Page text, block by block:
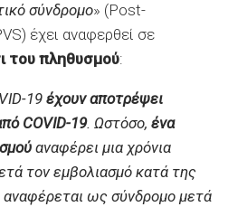
σύνδρομο» (Post-
έχει αναφερθεί σε
του πληθυσμού:
19 έχουν αποτρέψει
COVID-19. Ωστόσο, ένα
αναφέρει μια χρόνια
τον εμβολιασμό κατά της
αναφέρεται ως σύνδρομο μετά